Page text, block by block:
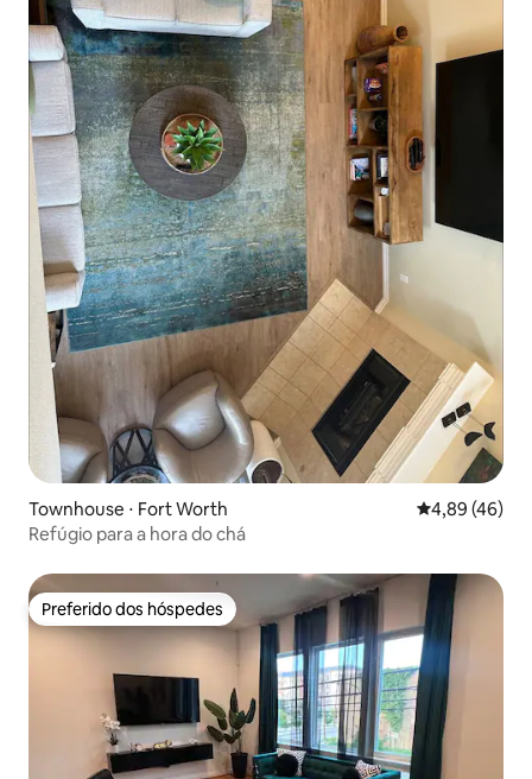
Townhouse ⋅ Fort Worth 4,89 de uma
4,89 (46)
Refúgio para a hora do chá
Preferido dos hóspedes
Preferido dos hóspedes